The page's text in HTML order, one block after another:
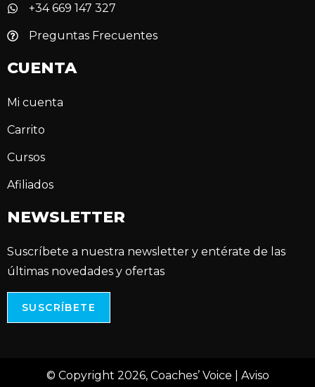
+34 669 147 327
Preguntas Frecuentes
CUENTA
Mi cuenta
Carrito
Cursos
Afiliados
NEWSLETTER
Suscríbete a nuestra newsletter y entérate de las
últimas novedades y ofertas
SUSCRÍBETE
© Copyright 2026, Coaches’ Voice | Aviso